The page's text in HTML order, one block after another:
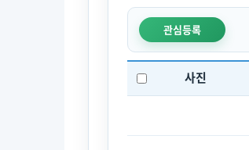
관심등록
사진